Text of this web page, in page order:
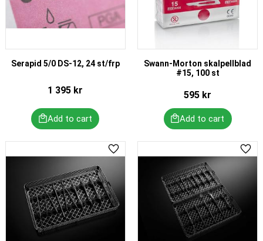
Serapid 5/0 DS-12, 24 st/frp
1 395 kr
Swann-Morton skalpellblad
#15, 100 st
595 kr
Add to favorites Add